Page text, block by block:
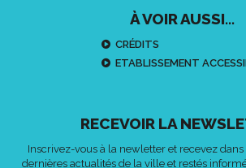
À VOIR AUSSI...
CRÉDITS
ETABLISSEMENT
RECEVOIR LA
Inscrivez-vous à la newletter et recevez
dernières actualités de la ville et restés